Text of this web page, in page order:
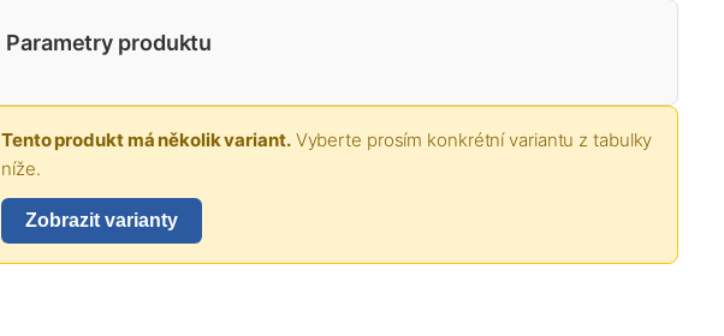
Parametry produktu
Tento produkt má několik variant.Vyberte prosím konkrétní variantu z tabulky
níže.
Zobrazit varianty